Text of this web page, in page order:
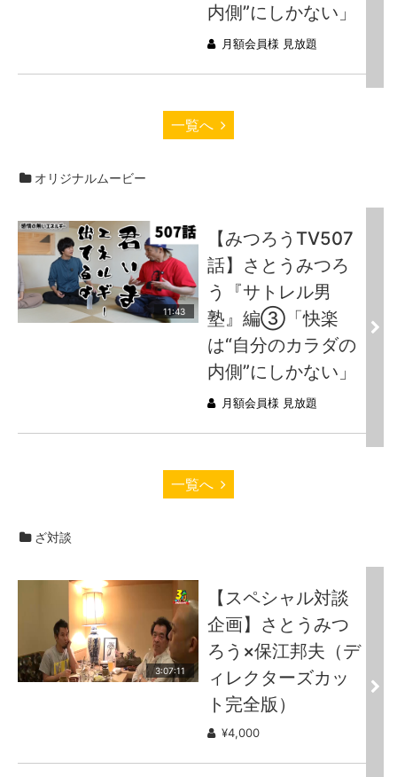
内側”にしかない」
月額会員様 見放題
一覧へ
オリジナルムービー
11:43
【みつろうTV507
話】さとうみつろ
う『サトレル男
塾』編③「快楽
は“自分のカラダの
内側”にしかない」
月額会員様 見放題
一覧へ
ざ対談
3:07:11
【スペシャル対談
企画】さとうみつ
ろう×保江邦夫（デ
ィレクターズカッ
ト完全版）
¥4,000